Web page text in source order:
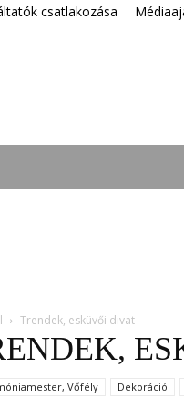
csatlakozása
Trendek, esküvői divat
Vőfély Dekoráció